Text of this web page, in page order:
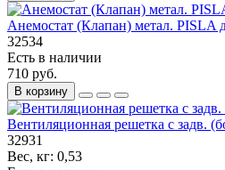
Анемостат (Клапан) метал. PISLA
32534
Есть в наличии
710 руб.
В корзину
Вентиляционная решетка с задв.
32931
Вес, кг: 0,53